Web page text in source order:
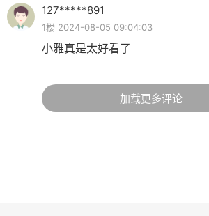
127*****891
1楼 2024-08-05 09:04:03
小雅真是太好看了
加载更多评论